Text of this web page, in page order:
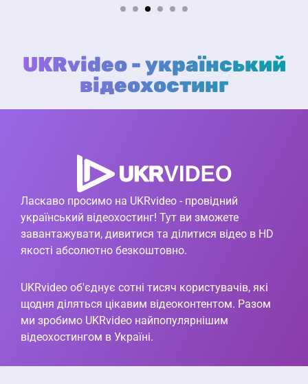
UKRvideo - український
відеохостинг
Ласкаво просимо на UKRvideo - провідний
український відеохостинг! Тут ви зможете
завантажувати, дивитися та ділитися відео в HD
якості абсолютно безкоштовно.
UKRvideo об'єднує сотні тисяч користувачів, які
щодня діляться цікавим відеоконтентом. Разом
ми зробимо UKRvideo найпопулярнішим
відеохостингом в Україні.